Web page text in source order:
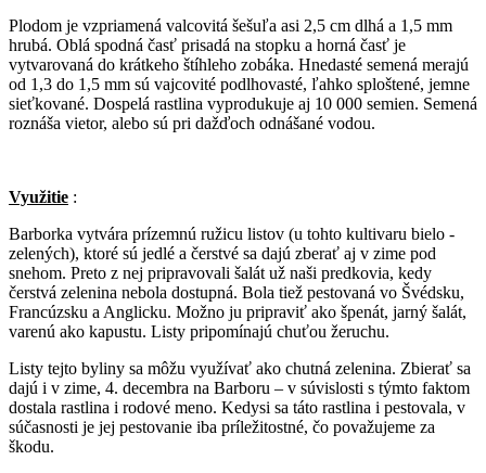
Plodom je vzpriamená valcovitá šešuľa asi 2,5 cm dlhá a 1,5 mm
hrubá. Oblá spodná časť prisadá na stopku a horná časť je
vytvarovaná do krátkeho štíhleho zobáka. Hnedasté semená merajú
od 1,3 do 1,5 mm sú vajcovité podlhovasté, ľahko sploštené, jemne
sieťkované. Dospelá rastlina vyprodukuje aj 10 000 semien. Semená
roznáša vietor, alebo sú pri dažďoch odnášané vodou.
Využitie :
Barborka vytvára prízemnú ružicu listov (u tohto kultivaru bielo -
zelených), ktoré sú jedlé a čerstvé sa dajú zberať aj v zime pod
snehom. Preto z nej pripravovali šalát už naši predkovia, kedy
čerstvá zelenina nebola dostupná. Bola tiež pestovaná vo Švédsku,
Francúzsku a Anglicku. Možno ju pripraviť ako špenát, jarný šalát,
varenú ako kapustu. Listy pripomínajú chuťou žeruchu.
Listy tejto byliny sa môžu využívať ako chutná zelenina. Zbierať sa
dajú i v zime, 4. decembra na Barboru – v súvislosti s týmto faktom
dostala rastlina i rodové meno. Kedysi sa táto rastlina i pestovala, v
súčasnosti je jej pestovanie iba príležitostné, čo považujeme za
škodu.